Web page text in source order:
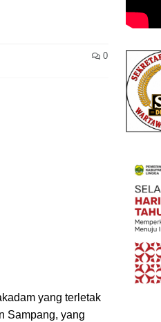
0
yang terletak
Sampang, yang